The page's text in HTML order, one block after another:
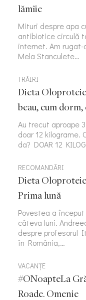
lămîie
Mituri despre apa
antibiotice circulă
internet. Am
Mela Stanculete…
TRĂIRI
Dieta
beau, cum
Au trecut aproape
doar 12 kilograme.
da? DOAR 12
RECOMANDĂRI
Dieta
Prima lună
Povestea a
câteva luni.
despre profesorul
în România,…
VACANȚE
#ONoapteLa
Roade. Omenie